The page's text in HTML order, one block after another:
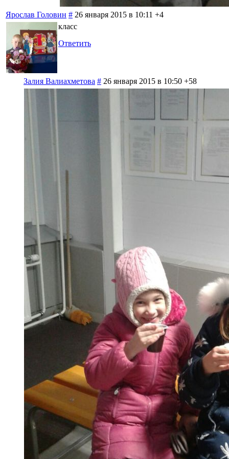
Ярослав Головин # 26 января 2015 в 10:11 +4
класс
Ответить
Залия Валиахметова # 26 января 2015 в 10:50 +58